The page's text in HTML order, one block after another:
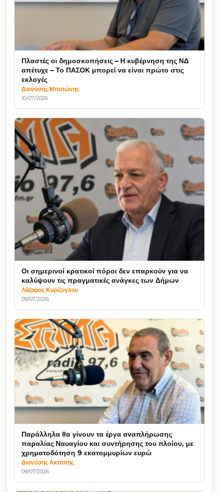
Πλαστές οι δημοσκοπήσεις – Η κυβέρνηση της ΝΔ
απέτυχε – Το ΠΑΣΟΚ μπορεί να είναι πρώτο στις
εκλογές
Διονύσης Μποτώνης
10/07/2026
Οι σημερινοί κρατικοί πόροι δεν επαρκούν για να
καλύψουν τις πραγματικές ανάγκες των Δήμων
Λάζαρος Κυρίζογλου
09/07/2026
Παράλληλα θα γίνουν τα έργα αναπλήρωσης
παραλίας Ναυαγίου και συντήρησης του πλοίου, με
χρηματοδότηση 9 εκατομμυρίων ευρώ
Διονύσης Ακτύπης
09/07/2026